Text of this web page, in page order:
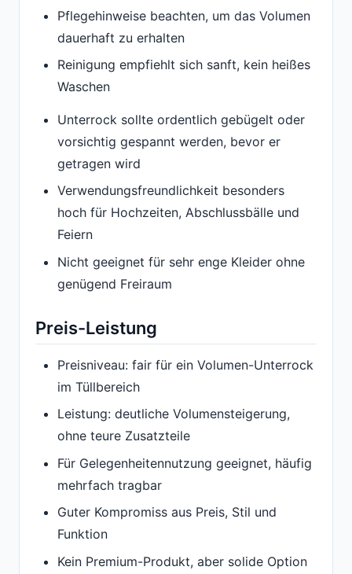
Pflegehinweise beachten, um das Volumen
dauerhaft zu erhalten
Reinigung empfiehlt sich sanft, kein heißes
Waschen
Unterrock sollte ordentlich gebügelt oder
vorsichtig gespannt werden, bevor er
getragen wird
Verwendungsfreundlichkeit besonders
hoch für Hochzeiten, Abschlussbälle und
Feiern
Nicht geeignet für sehr enge Kleider ohne
genügend Freiraum
Preis-Leistung
Preisniveau: fair für ein Volumen-Unterrock
im Tüllbereich
Leistung: deutliche Volumensteigerung,
ohne teure Zusatzteile
Für Gelegenheitennutzung geeignet, häufig
mehrfach tragbar
Guter Kompromiss aus Preis, Stil und
Funktion
Kein Premium-Produkt, aber solide Option